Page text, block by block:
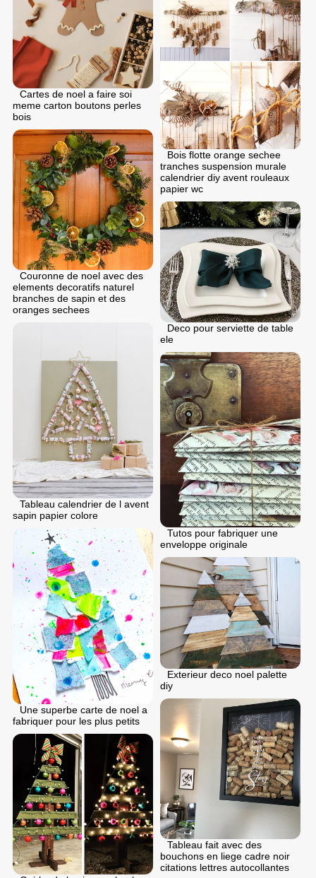
Cartes de noel a faire soi
meme carton boutons perles
bois
Bois flotte orange sechee
tranches suspension murale
calendrier diy avent rouleaux
papier wc
Couronne de noel avec des
elements decoratifs naturel
branches de sapin et des
oranges sechees
Deco pour serviette de table
ele
Tableau calendrier de l avent
sapin papier colore
Tutos pour fabriquer une
enveloppe originale
Une superbe carte de noel a
fabriquer pour les plus petits
Exterieur deco noel palette
diy
Tableau fait avec des
bouchons en liege cadre noir
citations lettres autocollantes